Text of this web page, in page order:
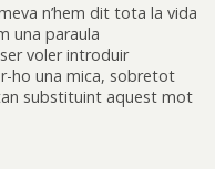
n’hem dit tota la vida
una paraula
voler introduir
ho una mica, sobretot
substituint aquest mot